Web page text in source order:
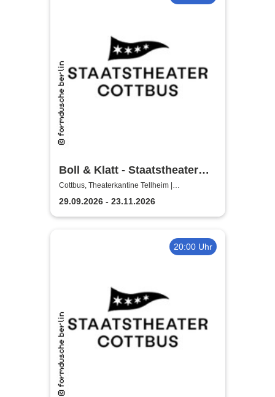
Boll & Klatt - Staatstheater
Cottbus
Cottbus, Theaterkantine Tellheim |
Staatstheater Cottbus
29.09.2026 - 23.11.2026
20:00 Uhr